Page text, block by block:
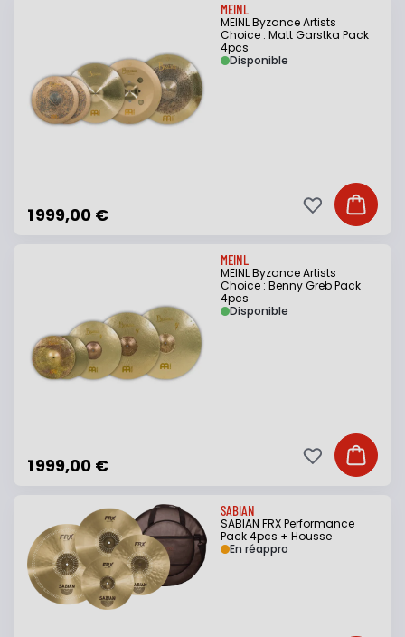
MEINL
MEINL Byzance Artists
Choice : Matt Garstka Pack
4pcs
1 999,00 €
Disponible
Ajouter
Ajouter à ma
MEINL
MEINL Byzance Artists
Choice : Benny Greb Pack
4pcs
1 999,00 €
Disponible
Ajouter
Ajouter à ma
SABIAN
SABIAN FRX Performance
Pack 4pcs + Housse
En réappro